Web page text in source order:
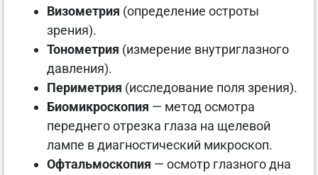
Визометрия (определение остроты
зрения).
Тонометрия (измерение внутриглазного
давления).
Периметрия (исследование поля зрения).
Биомикроскопия — метод осмотра
переднего отрезка глаза на щелевой
лампе в диагностический микроскоп.
Офтальмоскопия — осмотр глазного дна